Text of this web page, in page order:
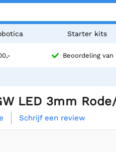
Starter kits
Beoordeling van
LED 3mm
Schrijf een review